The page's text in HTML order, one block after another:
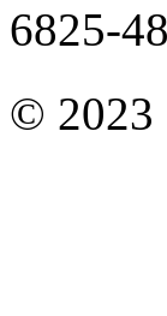
6825-
© 2023